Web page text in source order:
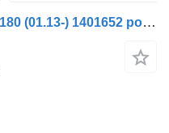
Ressort de remorque DAF LF180 (01.13-) 1401652 pour tracteur routier DAF LF45, LF55, LF180, CF65, CF75, CF85 (2001-)